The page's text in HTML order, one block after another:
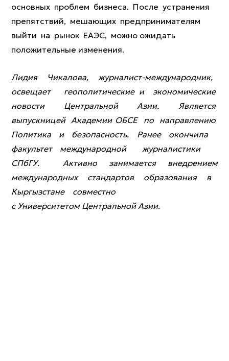
основных проблем бизнеса. После устранения
препятствий, мешающих предпринимателям
выйти на рынок ЕАЭС, можно ожидать
положительные изменения.
Лидия Чикалова, журналист-международник,
освещает геополитические и экономические
новости Центральной Азии. Является
выпускницей Академии ОБСЕ по направлению
Политика и безопасность. Ранее окончила
факультет международной журналистики
СПбГУ. Активно занимается внедрением
международных стандартов образования в
Кыргызстане совместно
с Университетом Центральной Азии.